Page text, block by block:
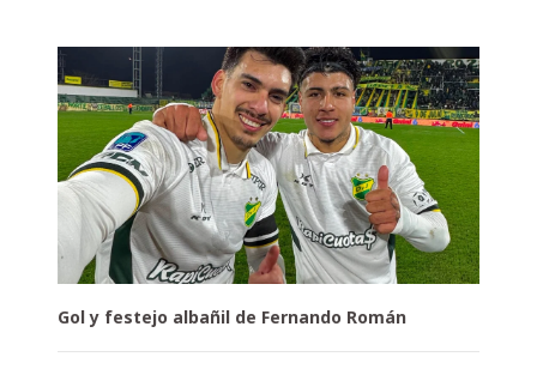
Gol y festejo albañil de Fernando Román